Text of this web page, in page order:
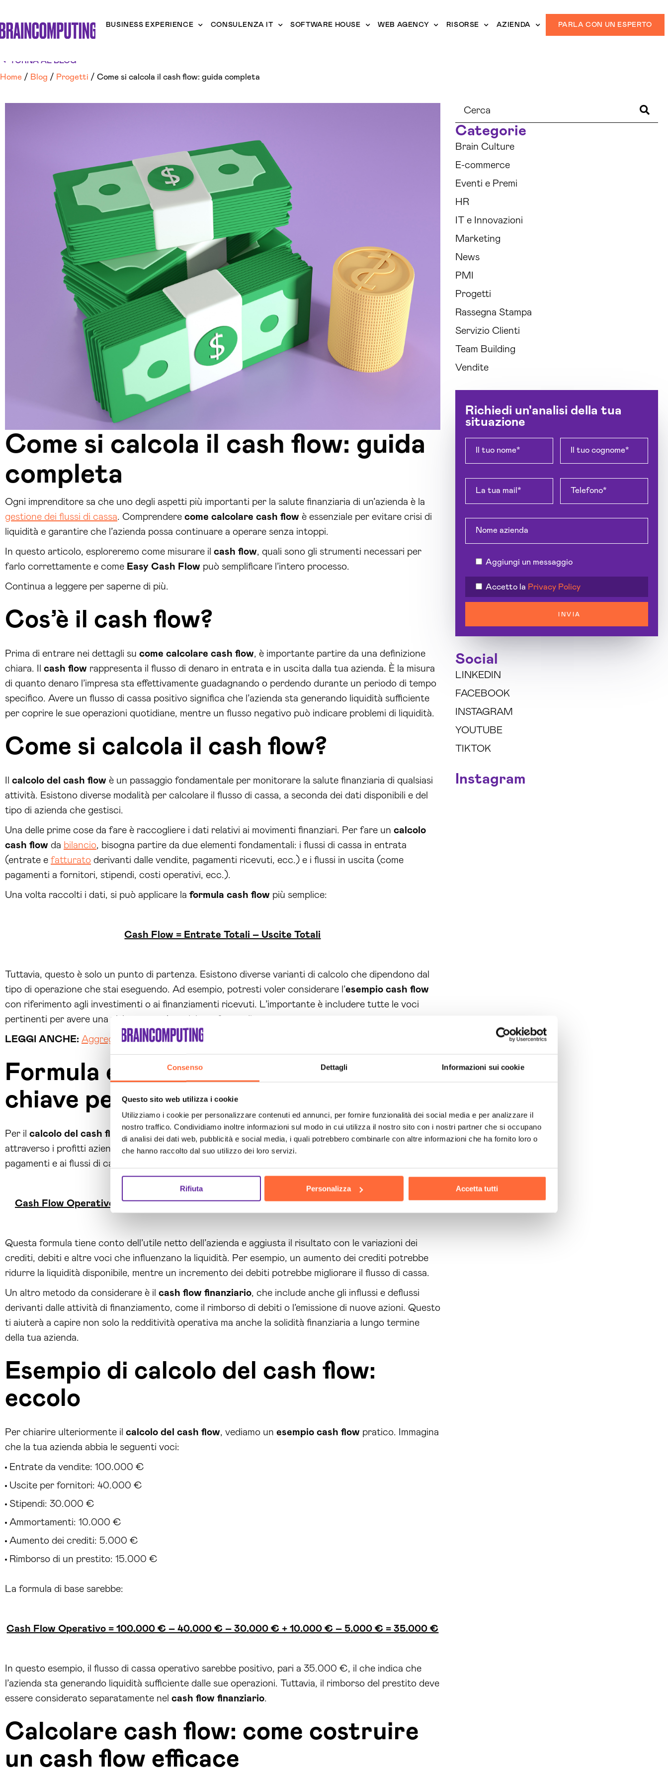
Consenso Dettagli Informazioni sui cookie
Questo sito web utilizza i cookie
Utilizziamo i cookie per personalizzare contenuti ed annunci, per fornire funzionalità dei social media e per analizzare il
nostro traffico. Condividiamo inoltre informazioni sul modo in cui utilizza il nostro sito con i nostri partner che si occupano
di analisi dei dati web, pubblicità e social media, i quali potrebbero combinarle con altre informazioni che ha fornito loro o
che hanno raccolto dal suo utilizzo dei loro servizi.
Rifiuta Personalizza Accetta tutti
BUSINESS EXPERIENCE CONSULENZA IT SOFTWARE HOUSE WEB AGENCY RISORSE AZIENDA PARLA CON UN ESPERTO
TORNA AL BLOG
Home / Blog / Progetti / Come si calcola il cash flow: guida completa
Come si calcola il cash flow: guida
completa
Ogni imprenditore sa che uno degli aspetti più importanti per la salute finanziaria di un’azienda è la
gestione dei flussi di cassa. Comprendere come calcolare cash flow è essenziale per evitare crisi di
liquidità e garantire che l’azienda possa continuare a operare senza intoppi.
In questo articolo, esploreremo come misurare il cash flow, quali sono gli strumenti necessari per
farlo correttamente e come Easy Cash Flow può semplificare l’intero processo.
Continua a leggere per saperne di più.
Cos’è il cash flow?
Prima di entrare nei dettagli su come calcolare cash flow, è importante partire da una definizione
chiara. Il cash flow rappresenta il flusso di denaro in entrata e in uscita dalla tua azienda. È la misura
di quanto denaro l’impresa sta effettivamente guadagnando o perdendo durante un periodo di tempo
specifico. Avere un flusso di cassa positivo significa che l’azienda sta generando liquidità sufficiente
per coprire le sue operazioni quotidiane, mentre un flusso negativo può indicare problemi di liquidità.
Come si calcola il cash flow?
calcolo del cash flow è un passaggio fondamentale per monitorare la salute finanziaria di qualsiasi
attività. Esistono diverse modalità per calcolare il flusso di cassa, a seconda dei dati disponibili e del
tipo di azienda che gestisci.
Una delle prime cose da fare è raccogliere i dati relativi ai movimenti finanziari. Per fare un calcolo
cash flow da bilancio, bisogna partire da due elementi fondamentali: i flussi di cassa in entrata
(entrate e fatturato derivanti dalle vendite, pagamenti ricevuti, ecc.) e i flussi in uscita (come
pagamenti a fornitori, stipendi, costi operativi, ecc.).
Una volta raccolti i dati, si può applicare la formula cash flow più semplice:
Cash Flow = Entrate Totali – Uscite Totali
Tuttavia, questo è solo un punto di partenza. Esistono diverse varianti di calcolo che dipendono dal
tipo di operazione che stai eseguendo. Ad esempio, potresti voler considerare l’esempio cash flow
con riferimento agli investimenti o ai finanziamenti ricevuti. L’importante è includere tutte le voci
pertinenti per avere una visione completa del tuo flusso di cassa.
LEGGI ANCHE: Aggregatore conti correnti: come e quale scegliere
Formula e calcolo del cash flow: la
chiave per capire il flusso di liquidità
Per il calcolo del cash flow , un aspetto fondamentale è capire che la liquidità non si misura solo
attraverso i profitti aziendali, ma anche considerando gli aspetti legati alle transazioni finanziarie, ai
pagamenti e ai flussi di capitale. Ecco una delle
Cash Flow Operativo = Utile Netto + Ammortamenti – Variazione del Capitale Circolante
Questa formula tiene conto dell’utile netto dell’azienda e aggiusta il risultato con le variazioni dei
crediti, debiti e altre voci che influenzano la liquidità. Per esempio, un aumento dei crediti potrebbe
ridurre la liquidità disponibile, mentre un incremento dei debiti potrebbe migliorare il flusso di cassa.
Un altro metodo da considerare è il cash flow finanziario, che include anche gli influssi e deflussi
derivanti dalle attività di finanziamento, come il rimborso di debiti o l’emissione di nuove azioni. Questo
ti aiuterà a capire non solo la redditività operativa ma anche la solidità finanziaria a lungo termine
della tua azienda.
Esempio di calcolo del cash flow:
eccolo
Per chiarire ulteriormente il calcolo del cash flow, vediamo un esempio cash flow pratico. Immagina
che la tua azienda abbia le seguenti voci:
Entrate da vendite: 100.000 €
Uscite per fornitori: 40.000 €
Stipendi: 30.000 €
Ammortamenti: 10.000 €
Aumento dei crediti: 5.000 €
Rimborso di un prestito: 15.000 €
La formula di base sarebbe:
Cash Flow Operativo = 100.000 € – 40.000 € – 30.000 € + 10.000 € – 5.000 € = 35.000 €
In questo esempio, il flusso di cassa operativo sarebbe positivo, pari a 35.000 €, il che indica che
l’azienda sta generando liquidità sufficiente dalle sue operazioni. Tuttavia, il rimborso del prestito deve
essere considerato separatamente nel cash flow finanziario.
Calcolare cash flow: come costruire
un cash flow efficace
Categorie
Brain Culture
E-commerce
Eventi e Premi
HR
IT e Innovazioni
Marketing
News
PMI
Progetti
Rassegna Stampa
Servizio Clienti
Team Building
Vendite
Richiedi un'analisi della tua
situazione
Aggiungi un messaggio
Accetto la Privacy Policy
INVIA
Social
LINKEDIN
FACEBOOK
INSTAGRAM
YOUTUBE
TIKTOK
Instagram